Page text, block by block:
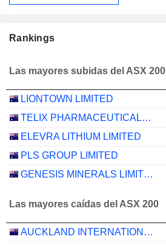
Rankings
Las mayores subidas del ASX 200
LIONTOWN LIMITED
TELIX PHARMACEUTICALS LIMITED
ELEVRA LITHIUM LIMITED
PLS GROUP LIMITED
GENESIS MINERALS LIMITED
Las mayores caídas del ASX 200
AUCKLAND INTERNATIONAL AIRPORT LIMITED